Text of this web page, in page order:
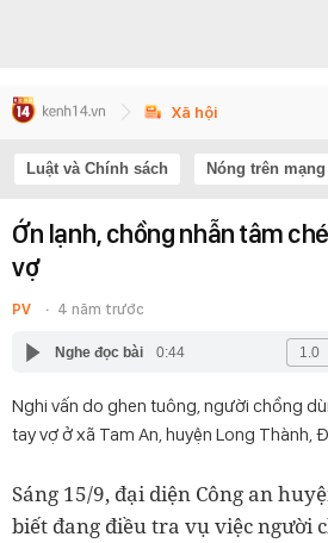
Xã hội
Luật và Chính sách Nóng trên mạng
Ớn lạnh, chồng nhẫn tâm
vợ
PV 4 năm trước
Nghe đọc bài 0:44
Nghi vấn do ghen tuông, người chồng
tay vợ ở xã Tam An, huyện Long Thành,
Sáng 15/9, đại diện Công an
biết đang điều tra vụ việc người